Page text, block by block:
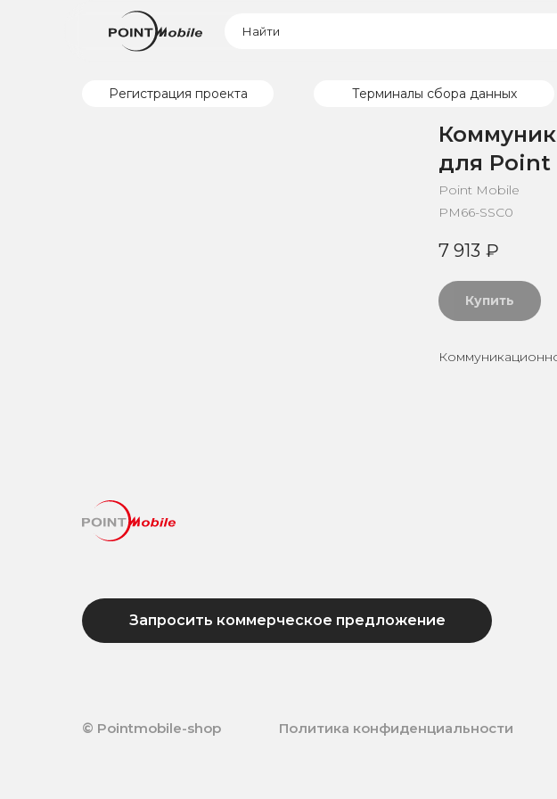
Регистрация проекта Терминалы сбора данных
для Point
Point Mobile
PM66-SSC0
7 913 ₽
Купить
© Pointmobile-shop Политика конфиденциальности
Запросить коммерческое предложение